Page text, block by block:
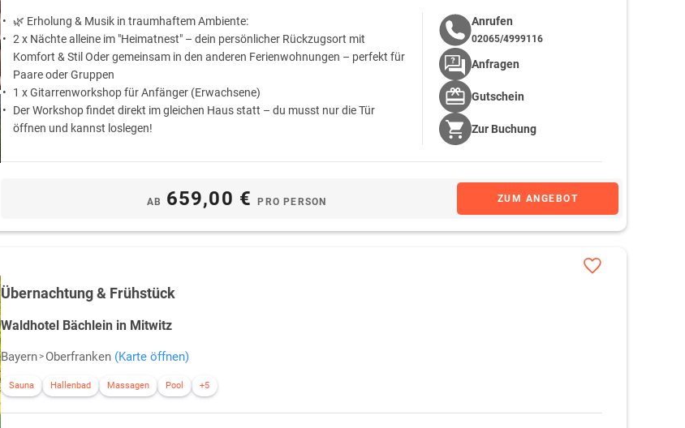
🌿 Erholung & Musik in traumhaftem Ambiente:
2 x Nächte alleine im "Heimatnest" – dein persönlicher Rückzugsort mit
Komfort & Stil Oder gemeinsam in den anderen Ferienwohnungen – perfekt für
Paare oder Gruppen
1 x Gitarrenworkshop für Anfänger (Erwachsene)
Der Workshop findet direkt im gleichen Haus statt – du musst nur die Tür
öffnen und kannst loslegen!
AB 659,00 €PRO PERSON ZUM ANGEBOT
Anrufen
02065/4999116
Anfragen
Gutschein
Zur Buchung
Übernachtung & Frühstück
Waldhotel Bächlein in Mitwitz
Bayern Oberfranken (Karte öffnen)
Sauna Hallenbad Massagen Pool +5